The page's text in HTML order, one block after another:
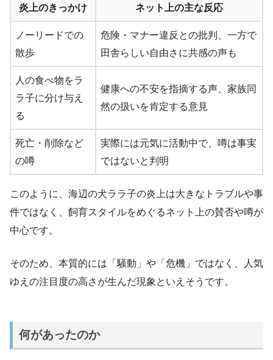
炎上のきっかけ ネット上の主な反応
ノーリードでの
散歩
危険・マナー違反との批判、一方で
田舎らしい自由さに共感の声も
人の食べ物をラ
ラ子に分け与え
る
健康への不安を指摘する声、家族同
然の扱いを肯定する意見
死亡・削除など
の噂
実際には元気に活動中で、噂は事実
ではないと判明
このように、海辺の犬ララ子の炎上は大きなトラブルや事
件ではなく、飼育スタイルをめぐるネット上の賛否や噂が
中心です。
そのため、本質的には「騒動」や「危機」ではなく、人気
ゆえの注目度の高さが生んだ現象といえそうです。
何があったのか